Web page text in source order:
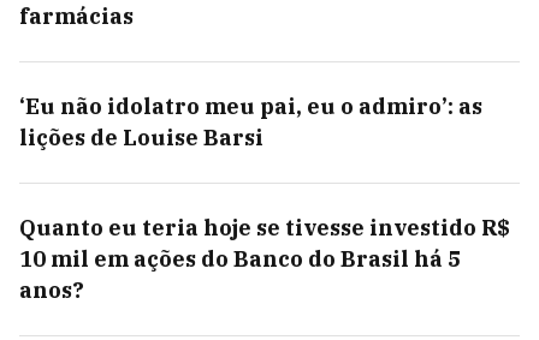
farmácias
‘Eu não idolatro meu pai, eu o admiro’: as
lições de Louise Barsi
Quanto eu teria hoje se tivesse investido R$
10 mil em ações do Banco do Brasil há 5
anos?